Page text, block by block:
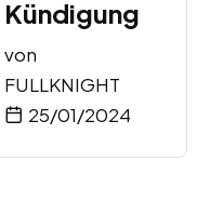
Kündigung
von
FULLKNIGHT
25/01/2024